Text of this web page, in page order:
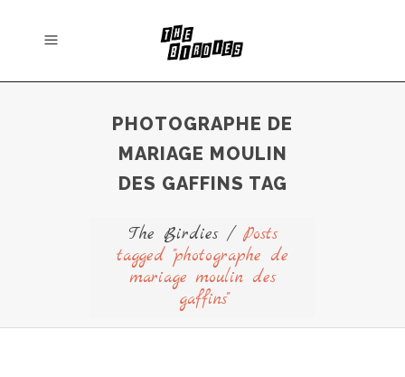
PHOTOGRAPHE DE
MARIAGE MOULIN
DES GAFFINS TAG
The Birdies/Posts
tagged "photographe de
mariage moulin des
gaffins"